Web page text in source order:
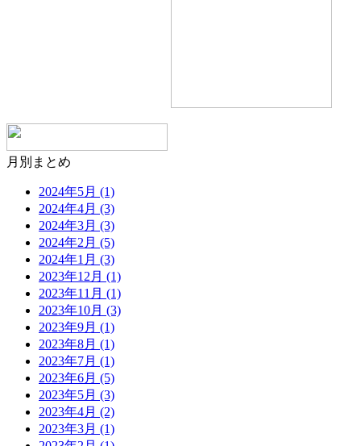
月別まとめ
2024年5月 (1)
2024年4月 (3)
2024年3月 (3)
2024年2月 (5)
2024年1月 (3)
2023年12月 (1)
2023年11月 (1)
2023年10月 (3)
2023年9月 (1)
2023年8月 (1)
2023年7月 (1)
2023年6月 (5)
2023年5月 (3)
2023年4月 (2)
2023年3月 (1)